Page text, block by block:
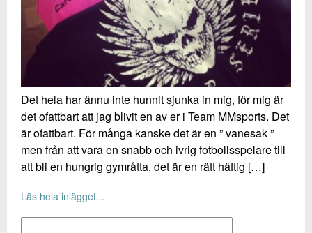
Det hela har ännu inte hunnit sjunka in mig, för mig är
det ofattbart att jag blivit en av er i Team MMsports. Det
är ofattbart. För många kanske det är en ” vanesak ”
men från att vara en snabb och ivrig fotbollsspelare till
att bli en hungrig gymråtta, det är en rätt häftig […]
Läs hela inlägget...